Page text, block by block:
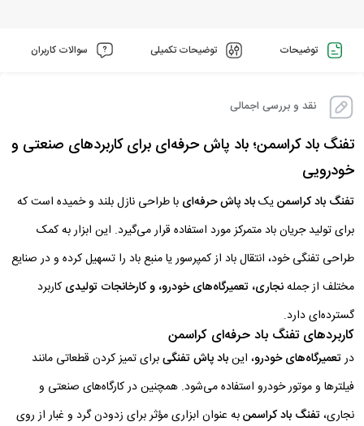
توضیحات توضیحات تکمیلی سوالات کاربران
نقد و بررسی اجمالی
تفنگ باد کراسمن؛ باد پاش حرفه‌ای برای کاربردهای صنعتی و
خودرویی
تفنگ باد کراسمنیکباد پاش حرفه‌ای با طراحی نازل بلند و خمیده است که
برای تولید جریان باد متمرکز مورد استفاده قرار می‌گیرد. این ابزار به کمک
طراحی تفنگی خود، انتقال باد از کمپرسور یا منبع باد را تسهیل کرده و در صنایع
مختلف از جملهنجاری، تعمیرگاه‌های خودرو، و کارخانجات تولیدی کاربرد
گسترده‌ای دارد.
کاربردهای تفنگ باد حرفه‌ای کراسمن
درتعمیرگاه‌های خودرو، اینباد پاش تفنگیبرای تمیز کردن قطعاتی مانند
فیلترها و موتور خودرو استفاده می‌شود. همچنین در کارگاه‌های صنعتی و
نجاری،تفنگ باد کراسمنبه عنوان ابزاری مؤثر برای زدودن گرد و غبار از روی